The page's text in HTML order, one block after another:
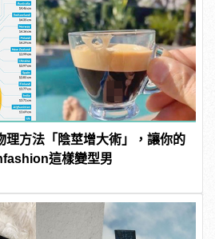
理方法「陰莖增大術」，讓你的
這樣變型男